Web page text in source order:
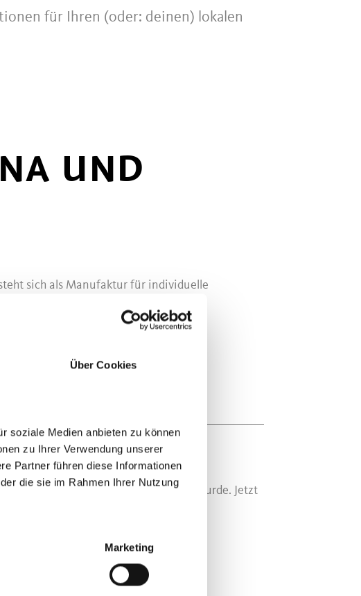
Über Cookies
soziale Medien anbieten zu können
zu Ihrer Verwendung unserer
Partner führen diese Informationen
die sie im Rahmen Ihrer Nutzung
Marketing
für Ihren (oder: deinen) lokalen
UND
sich als Manufaktur für individuelle
privilegierten Schichten getragen wurde. Jetzt